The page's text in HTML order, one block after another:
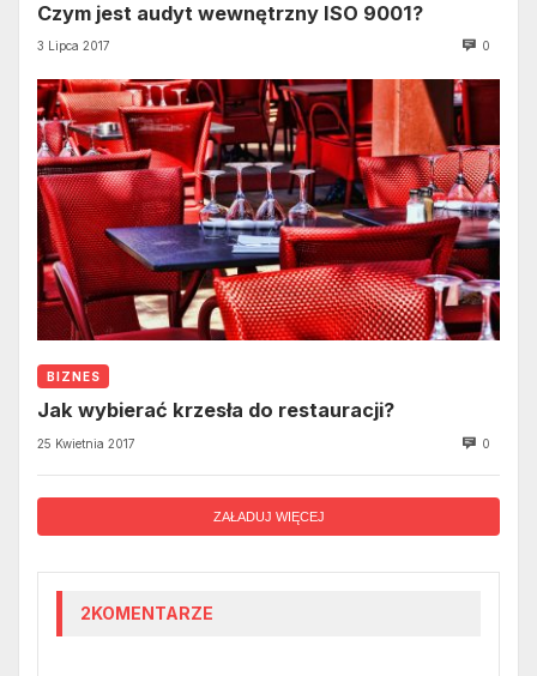
Czym jest audyt wewnętrzny ISO 9001?
3 Lipca 2017 0
BIZNES
Jak wybierać krzesła do restauracji?
25 Kwietnia 2017 0
ZAŁADUJ WIĘCEJ
2KOMENTARZE